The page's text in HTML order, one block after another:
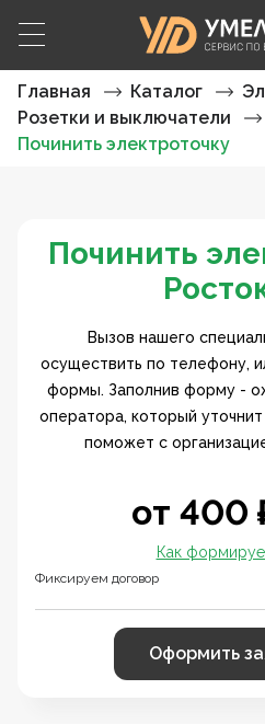
Главная Каталог
Розетки и выключатели
Починить электроточку
Починить
Вызов нашего
осуществить по телефону,
формы. Заполнив форму -
оператора, который
поможет с
от 400
Фиксируем договор
Как
Оформить